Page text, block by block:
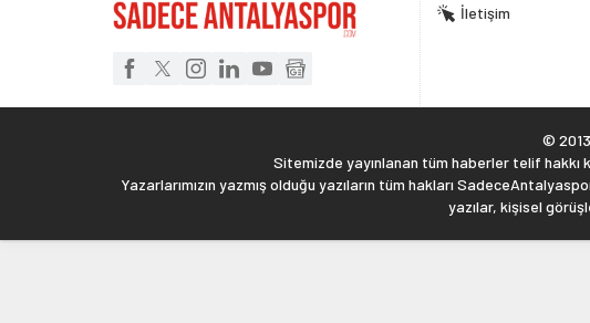
İletişim
©
Sitemizde yayınlanan tüm haberler telif hakkı
Yazarlarımızın yazmış olduğu yazıların tüm hakları
yazılar, kişisel